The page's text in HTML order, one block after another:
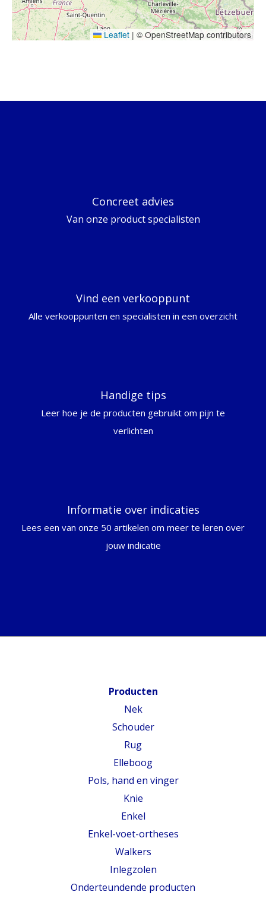
Leaflet | © OpenStreetMap contributors
Concreet advies
Van onze product specialisten
Vind een verkooppunt
Alle verkooppunten en specialisten in een overzicht
Handige tips
Leer hoe je de producten gebruikt om pijn te
verlichten
Informatie over indicaties
Lees een van onze 50 artikelen om meer te leren over
jouw indicatie
Producten
Nek
Schouder
Rug
Elleboog
Pols, hand en vinger
Knie
Enkel
Enkel-voet-ortheses
Walkers
Inlegzolen
Onderteundende producten